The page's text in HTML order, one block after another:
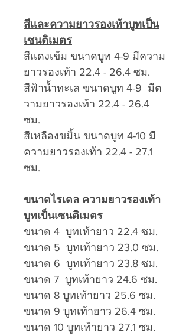
สีเเละความยาวรองเท้าบูทเป็น
เซนติเมตร
สีเเดงเข้ม ขนาดบูท 4-9 มีความ
ยาวรองเท้า 22.4 - 26.4 ซม.
สีฟ้าน้ำทะเล ขนาดบูท 4-9 มีต
วามยาวรองเท้า 22.4 - 26.4
ซม.
สีเหลืองขมิ้น ขนาดบูท 4-10 มี
ความยาวรองเท้า 22.4 - 27.1
ซม.
ขนาดไรเดล ความยาวรองเท้า
บูทเป็นเซนติเมตร
ขนาด 4 บูทเท้ายาว 22.4 ซม.
ขนาด 5 บูทเท้ายาว 23.0 ซม.
ขนาด 6 บูทเท้ายาว 23.8 ซม.
ขนาด 7 บูทเท้ายาว 24.6 ซม.
ขนาด 8 บูทเท้ายาว 25.6 ซม.
ขนาด 9 บูทเท้ายาว 26.4 ซม.
ขนาด 10 บูทเท้ายาว 27.1 ซม.